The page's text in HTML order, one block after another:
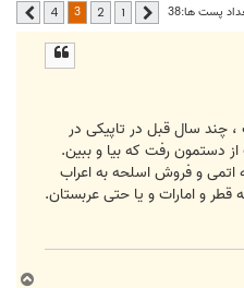
پست ها:38 قبلی 1
2
3
4 بعدی
، چند سال قبل در تاپیکی در
اتمی و فروش اسلحه به اعراب
قطر و امارات و یا حتی عربستان.